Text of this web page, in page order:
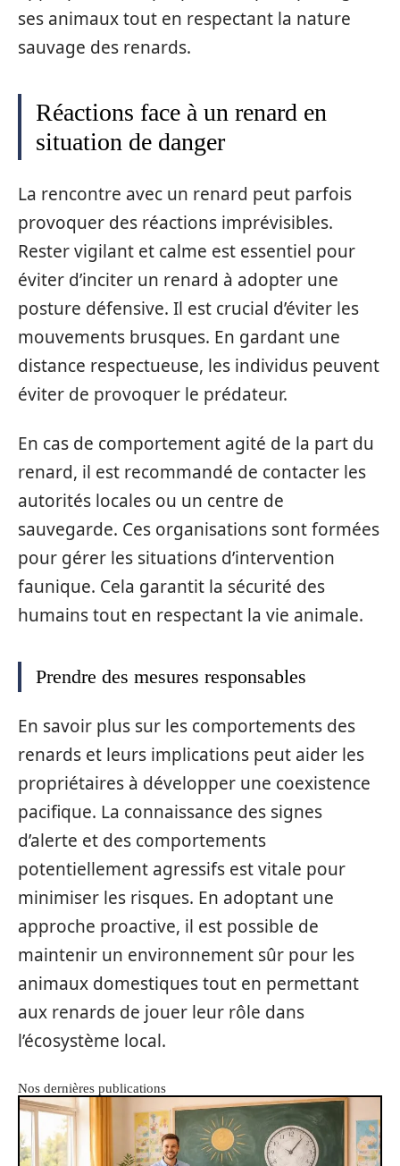
ses animaux tout en respectant la nature
sauvage des renards.
Réactions face à un renard en
situation de danger
La rencontre avec un renard peut parfois
provoquer des réactions imprévisibles.
Rester vigilant et calme est essentiel pour
éviter d’inciter un renard à adopter une
posture défensive. Il est crucial d’éviter les
mouvements brusques. En gardant une
distance respectueuse, les individus peuvent
éviter de provoquer le prédateur.
En cas de comportement agité de la part du
renard, il est recommandé de contacter les
autorités locales ou un centre de
sauvegarde. Ces organisations sont formées
pour gérer les situations d’intervention
faunique. Cela garantit la sécurité des
humains tout en respectant la vie animale.
Prendre des mesures responsables
En savoir plus sur les comportements des
renards et leurs implications peut aider les
propriétaires à développer une coexistence
pacifique. La connaissance des signes
d’alerte et des comportements
potentiellement agressifs est vitale pour
minimiser les risques. En adoptant une
approche proactive, il est possible de
maintenir un environnement sûr pour les
animaux domestiques tout en permettant
aux renards de jouer leur rôle dans
l’écosystème local.
Nos dernières publications